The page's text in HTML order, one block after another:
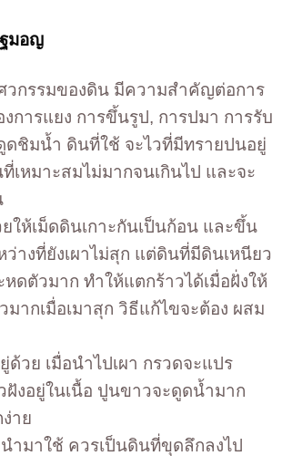
มอญ
กรรมของดิน มีความสำคัญต่อการ
งการแยง การขึ้นรูป, การปมา การรับ
ดชิมน้ำ ดินที่ใช้ จะไวที่มีทรายปนอยู่
เหมาะสมไม่มากจนเกินไป และจะ
ห้เม็ดดินเกาะกันเป็นก้อน และขึ้น
ว่างที่ยังเผาไม่สุก แต่ดินที่มีดินเหนียว
ดตัวมาก ทำให้แตกร้าวได้เมื่อฝั่งให้
มากเมื่อเมาสุก วิธีแก้ไขจะต้อง ผสม
วย เมื่อนำไปเผา กรวดจะแปร
งอยู่ในเนื้อ ปูนขาวจะดูดน้ำมาก
าย
ำมาใช้ ควรเป็นดินที่ขุดลึกลงไป